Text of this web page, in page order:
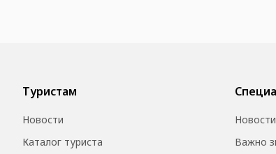
Туристам
Новости
Каталог туриста
Новости
Важно